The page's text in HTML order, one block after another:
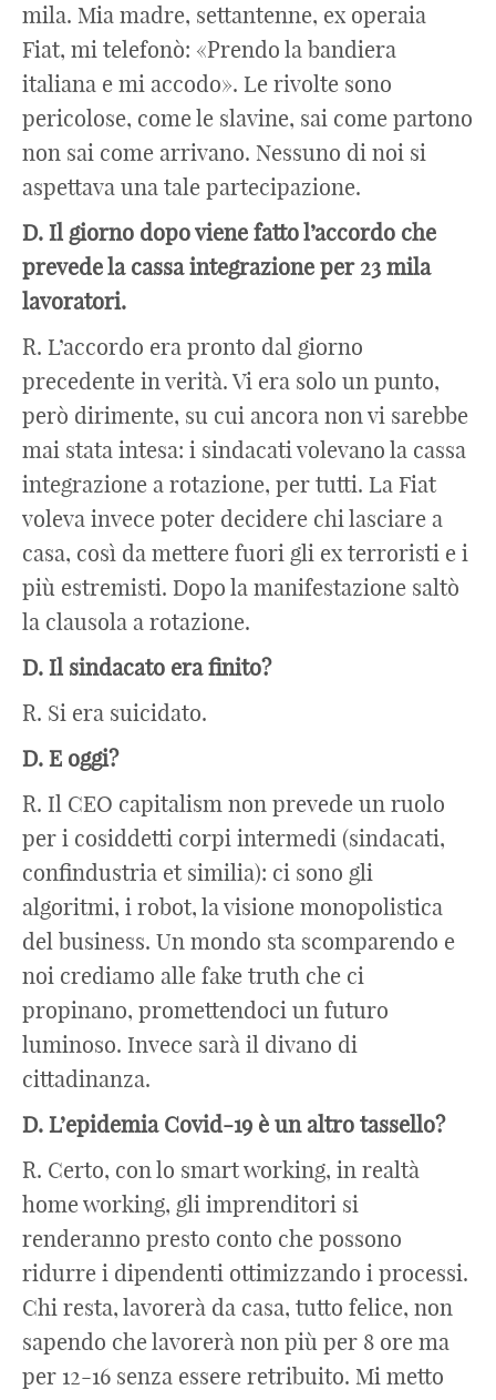
mila. Mia madre, settantenne, ex operaia
Fiat, mi telefonò: «Prendo la bandiera
italiana e mi accodo». Le rivolte sono
pericolose, come le slavine, sai come partono
non sai come arrivano. Nessuno di noi si
aspettava una tale partecipazione.
D. Il giorno dopo viene fatto l’accordo che
prevede la cassa integrazione per 23 mila
lavoratori.
R. L’accordo era pronto dal giorno
precedente in verità. Vi era solo un punto,
però dirimente, su cui ancora non vi sarebbe
mai stata intesa: i sindacati volevano la cassa
integrazione a rotazione, per tutti. La Fiat
voleva invece poter decidere chi lasciare a
casa, così da mettere fuori gli ex terroristi e i
più estremisti. Dopo la manifestazione saltò
la clausola a rotazione.
D. Il sindacato era finito?
R. Si era suicidato.
D. E oggi?
R. Il CEO capitalism non prevede un ruolo
per i cosiddetti corpi intermedi (sindacati,
confindustria et similia): ci sono gli
algoritmi, i robot, la visione monopolistica
del business. Un mondo sta scomparendo e
noi crediamo alle fake truth che ci
propinano, promettendoci un futuro
luminoso. Invece sarà il divano di
cittadinanza.
D. L’epidemia Covid-19 è un altro tassello?
R. Certo, con lo smart working, in realtà
home working, gli imprenditori si
renderanno presto conto che possono
ridurre i dipendenti ottimizzando i processi.
Chi resta, lavorerà da casa, tutto felice, non
sapendo che lavorerà non più per 8 ore ma
per 12-16 senza essere retribuito. Mi metto